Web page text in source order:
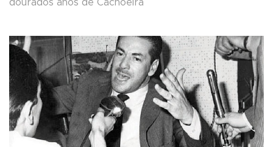
dourados anos de Cachoeira